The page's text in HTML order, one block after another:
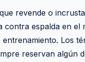
revende o
contra espalda en
entrenamiento. Los
reservan algún